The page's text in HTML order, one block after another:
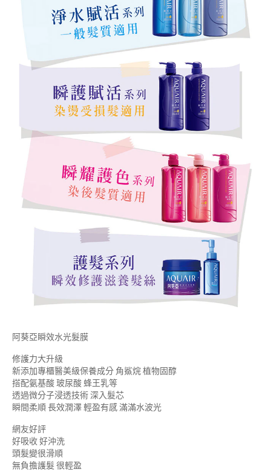
阿葵亞瞬效水光髮膜
修護力大升級
新添加專櫃醫美級保養成分 角鯊烷 植物固醇
搭配氨基酸 玻尿酸 蜂王乳等
透過微分子浸透技術 深入髮芯
瞬間柔順 長效潤澤 輕盈有感 滿滿水波光
網友好評
好吸收 好沖洗
頭髮變很滑順
無負擔護髮 很輕盈